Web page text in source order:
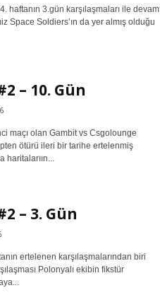
haftanın 3.gün karşılaşmaları ile devam
Space Soldiers’ın da yer almış olduğu
– 10. Gün
maçı olan Gambit vs Csgolounge
ötürü ileri bir tarihe ertelenmiş
haritalarıın...
– 3. Gün
ertelenen karşılaşmalarından biri
Polonyalı ekibin fikstür